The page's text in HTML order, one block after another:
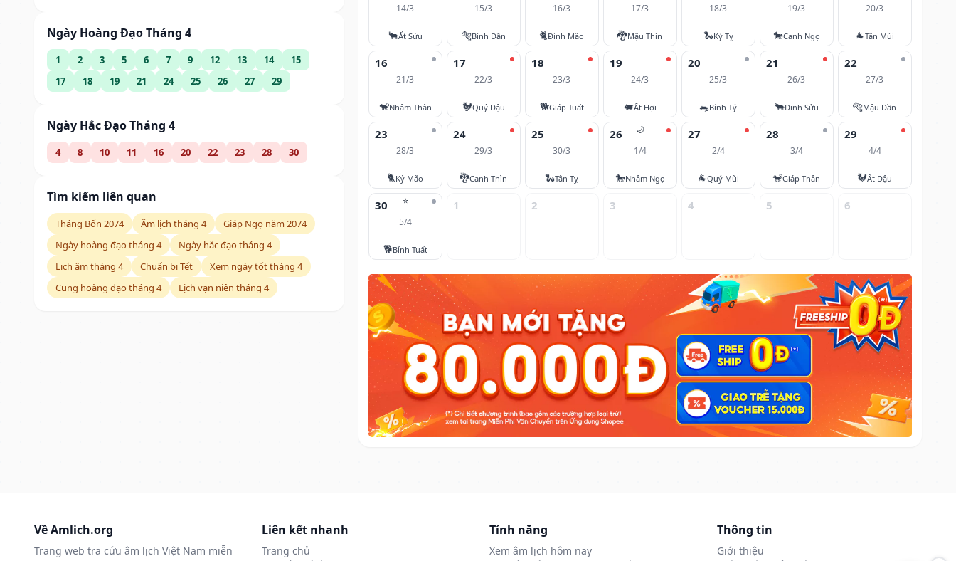
Ngày Hoàng Đạo Tháng 4
1 2 3 5 6 7 9 12 13 14
15
17
18 19 21 24 25 26 27 29
Ngày Hắc Đạo Tháng 4
4 8 10 11 16 20 22 23 28 30
Tìm kiếm liên quan
Tháng Bốn 2074 Âm lịch tháng 4
Giáp Ngọ năm 2074
Ngày hoàng đạo tháng 4
Ngày hắc đạo tháng 4
Lịch âm tháng 4
Chuẩn bị Tết
Xem ngày tốt tháng 4
Cung hoàng đạo tháng 4
Lịch vạn niên tháng 4
14/3
🐂Ất Sửu
15/3
🐅Bính Dần
16/3
🐈Đinh Mão
17/3
🐉Mậu Thìn
18/3
🐍Kỷ Tỵ
19/3
🐎Canh Ngọ
20/3
🐐Tân Mùi
16
21/3
🐒Nhâm Thân
17
22/3
🐓Quý Dậu
18
23/3
🐕Giáp Tuất
19
24/3
🐖Ất Hợi
20
25/3
🐀Bính Tý
21
26/3
🐂Đinh Sửu
22
27/3
🐅Mậu Dần
23
28/3
🐈Kỷ Mão
24
29/3
🐉Canh Thìn
25
30/3
🐍Tân Tỵ
🌙
26
1/4
🐎Nhâm Ngọ
27
2/4
🐐Quý Mùi
28
3/4
🐒Giáp Thân
29
4/4
🐓Ất Dậu
⭐
30
5/4
🐕Bính Tuất
1 2 3 4 5 6
Về Amlich.org
Trang web tra cứu âm lịch Việt Nam miễn
Liên kết nhanh
Trang chủ
Tính năng
Xem âm lịch hôm nay
Thông tin
Giới thiệu